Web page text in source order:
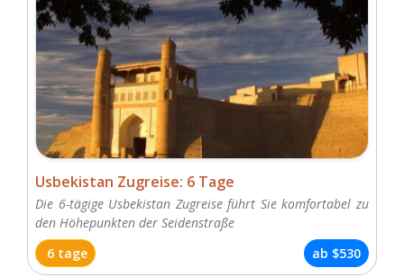
Usbekistan Zugreise: 6 Tage
Die 6-tägige Usbekistan Zugreise führt Sie komfortabel zu
den Höhepunkten der Seidenstraße
6 tage
ab $530